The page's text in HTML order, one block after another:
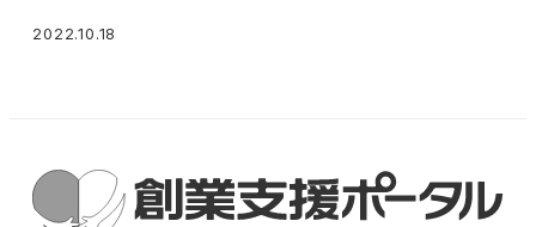
2022.10.18